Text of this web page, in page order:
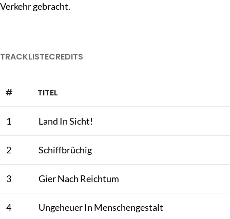
Verkehr gebracht.
TRACKLISTECREDITS
# TITEL
1 Land In Sicht!
2 Schiffbrüchig
3 Gier Nach Reichtum
4 Ungeheuer In Menschengestalt